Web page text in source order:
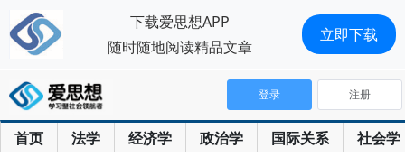
首页 法学 经济学 政治学 国际关系 社会学
登录 注册
下载爱思想APP
随时随地阅读精品文章
立即下载